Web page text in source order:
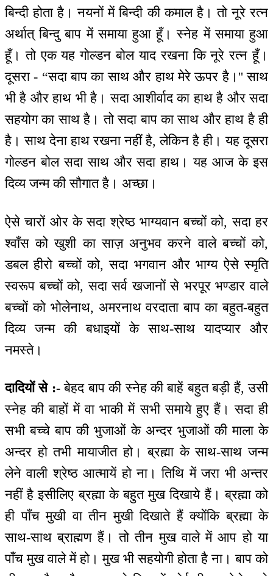
बिन्दी होता है। नयनों में बिन्दी की कमाल है। तो नूरे रत्न
अर्थात् बिन्दु बाप में समाया हुआ हूँ। स्नेह में समाया हुआ
हूँ। तो एक यह गोल्डन बोल याद रखना कि नूरे रत्न हूँ।
दूसरा - “सदा बाप का साथ और हाथ मेरे ऊपर है।'' साथ
भी है और हाथ भी है। सदा आशीर्वाद का हाथ है और सदा
सहयोग का साथ है। तो सदा बाप का साथ और हाथ है ही
है। साथ देना हाथ रखना नहीं है, लेकिन है ही। यह दूसरा
गोल्डन बोल सदा साथ और सदा हाथ। यह आज के इस
दिव्य जन्म की सौगात है। अच्छा।
ऐसे चारों ओर के सदा श्रेष्ठ भाग्यवान बच्चों को, सदा हर
श्वाँस को खुशी का साज़ अनुभव करने वाले बच्चों को,
डबल हीरो बच्चों को, सदा भगवान और भाग्य ऐसे स्मृति
स्वरूप बच्चों को, सदा सर्व खजानों से भरपूर भण्डार वाले
बच्चों को भोलेनाथ, अमरनाथ वरदाता बाप का बहुत-बहुत
दिव्य जन्म की बधाइयों के साथ-साथ यादप्यार और
नमस्ते।
दादियों से :-बेहद बाप की स्नेह की बाहें बहुत बड़ी हैं, उसी
स्नेह की बाहों में वा भाकी में सभी समाये हुए हैं। सदा ही
सभी बच्चे बाप की भुजाओं के अन्दर भुजाओं की माला के
अन्दर हो तभी मायाजीत हो। ब्रह्मा के साथ-साथ जन्म
लेने वाली श्रेष्ठ आत्मायें हो ना। तिथि में जरा भी अन्तर
नहीं है इसीलिए ब्रह्मा के बहुत मुख दिखाये हैं। ब्रह्मा को
ही पाँच मुखी वा तीन मुखी दिखाते हैं क्योंकि ब्रह्मा के
साथ-साथ ब्राह्मण हैं। तो तीन मुख वाले में आप हो या
पाँच मुख वाले में हो। मुख भी सहयोगी होता है ना। बाप को